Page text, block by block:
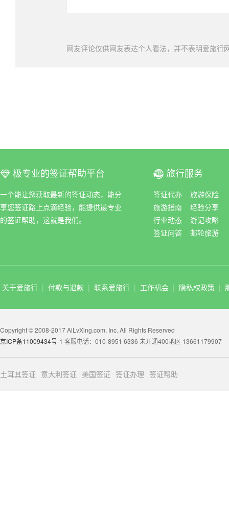
网友评论仅供网友表达个人看法，并不表明爱旅行
ꀆ 极专业的签证帮助平台
一个能让您获取最新的签证动态，能分
享您签证路上点滴经验，能提供最专业
的签证帮助，这就是我们。
ꀇ 旅行服务
签证代办
旅游保险
旅游指南
经验分享
行业动态
游记攻略
签证问答
邮轮旅游
关于爱旅行 | 付款与退款 | 联系爱旅行 | 工作机会 | 隐私权政策 |
Copyright © 2008-2017 AiLvXing.com, Inc. All Rights Reserved
京ICP备11009434号-1 客服电话：010-8951 6336 未开通400地区 13661179907
土耳其签证 意大利签证 美国签证 签证办理 签证帮助